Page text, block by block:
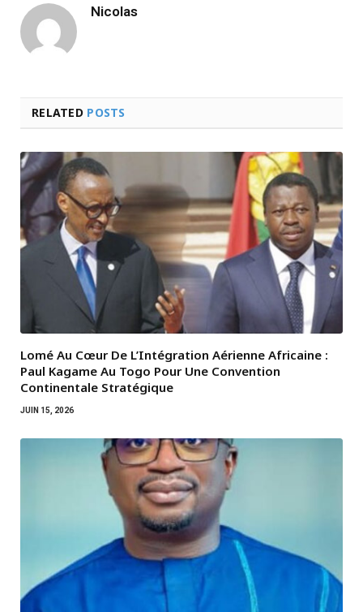
Nicolas
RELATED POSTS
Lomé Au Cœur De L’Intégration Aérienne Africaine :
Paul Kagame Au Togo Pour Une Convention
Continentale Stratégique
JUIN 15, 2026